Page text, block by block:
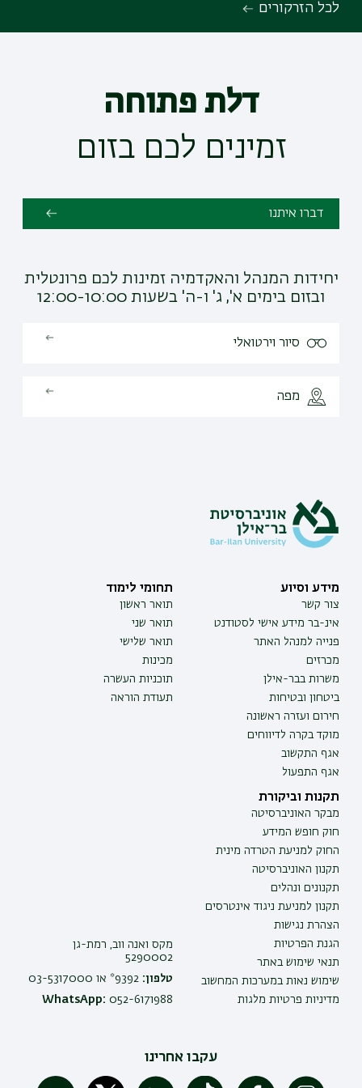
לכל הזרקורים
דלת פתוחה
זמינים לכם בזום
דברו איתנו
יחידות המנהל והאקדמיה זמינות לכם פרונטלית
ובזום בימים א', ג' ו-ה' בשעות 12:00-10:00
סיור וירטואלי
מפה
מידע וסיוע
צור קשר
אינ-בר מידע אישי לסטודנט
פנייה למנהל האתר
מכרזים
משרות בבר-אילן
ביטחון ובטיחות
חירום ועזרה ראשונה
מוקד בקרה לדיווחים
אגף התקשוב
אגף התפעול
תחומי לימוד
תואר ראשון
תואר שני
תואר שלישי
מכינות
תוכניות העשרה
תעודת הוראה
תקנות וביקורת
מבקר האוניברסיטה
חוק חופש המידע
החוק למניעת הטרדה מינית
תקנון האוניברסיטה
תקנונים ונהלים
תקנון למניעת ניגוד אינטרסים
הצהרת נגישות
הגנת הפרטיות
תנאי שימוש באתר
שימוש נאות במערכות המחשוב
מדיניות פרטיות מלגות
מקס ואנה ווב, רמת-גן
5290002
טלפון:
WhatsApp: 052-6171988
עקבו אחרינו